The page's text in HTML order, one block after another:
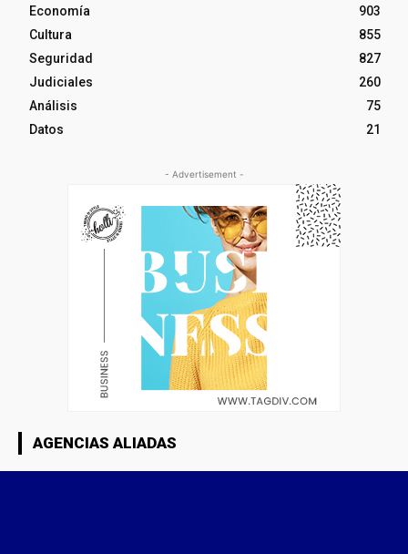
Economía
903
Cultura
855
Seguridad
827
Judiciales
260
Análisis
75
Datos
21
- Advertisement -
AGENCIAS ALIADAS